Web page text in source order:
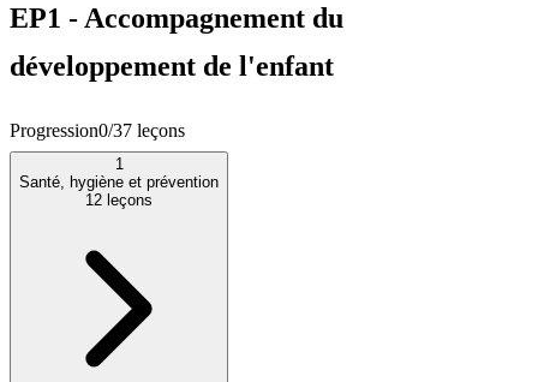
EP1 - Accompagnement du
développement de l'enfant
Progression0/37 leçons
1
Santé, hygiène et prévention
12 leçons